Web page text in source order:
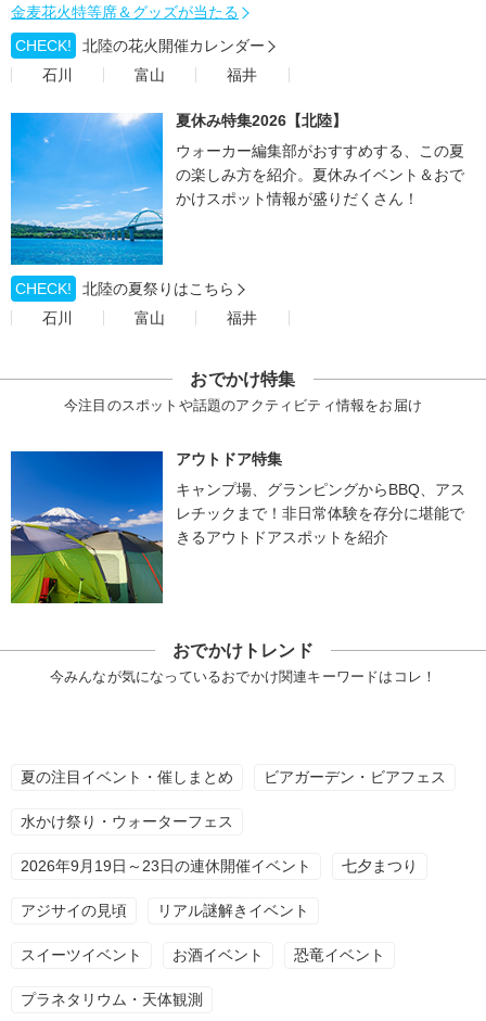
金麦花火特等席＆グッズが当たる
CHECK!
北陸の花火開催カレンダー
石川
富山 福井
夏休み特集2026【北陸】
ウォーカー編集部がおすすめする、この夏
の楽しみ方を紹介。夏休みイベント＆おで
かけスポット情報が盛りだくさん！
CHECK!
北陸の夏祭りはこちら
石川
富山 福井
おでかけ特集
今注目のスポットや話題のアクティビティ情報をお届け
アウトドア特集
キャンプ場、グランピングからBBQ、アス
レチックまで！非日常体験を存分に堪能で
きるアウトドアスポットを紹介
おでかけトレンド
今みんなが気になっているおでかけ関連キーワードはコレ！
夏の注目イベント・催しまとめ ビアガーデン・ビアフェス
水かけ祭り・ウォーターフェス
2026年9月19日～23日の連休開催イベント 七夕まつり
アジサイの見頃 リアル謎解きイベント
スイーツイベント お酒イベント 恐竜イベント
プラネタリウム・天体観測